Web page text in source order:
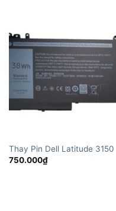
Thay Pin Dell Latitude 3150
750.000₫